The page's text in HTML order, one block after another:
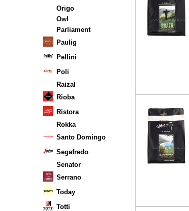
Origo
Owl
Parliament
Paulig
Pellini
Poli
Raizal
Rioba
Ristora
Rokka
Santo Domingo
Segafredo
Senator
Serrano
Today
Totti